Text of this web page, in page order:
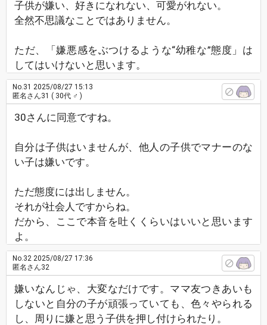
子供が嫌い、好きになれない、可愛がれない。
全然不思議なことではありません。
ただ、「嫌悪感をぶつけるような“幼稚な”態度」は
してはいけないと思います。
No.31 2025/08/27 15:13
匿名さん31 ( 30代 ♂ )
30さんに同意ですね。
自分は子供はいませんが、他人の子供でマナーのな
い子は嫌いです。
ただ態度には出しません。
それが社会人ですからね。
だから、ここで本音を吐くくらいはいいと思います
よ。
No.32 2025/08/27 17:36
匿名さん32
嫌いなんじゃ、大変なだけです。ママ友つきあいも
しないと自分の子が頑張っていても、色々やられる
し、周りに嫌と思う子供を押し付けられたり。